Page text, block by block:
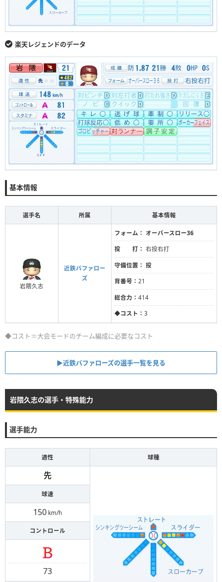
楽天レジェンドのデータ
基本情報
選手名 所属 基本情報
岩隈久志
近鉄バファロー
ズ
フォーム： オーバースロー36
投 打： 右投右打
守備位置： 投
背番号： 21
総合力： 414
◆コスト： 3
◆コスト＝大会モードのチーム編成に必要なコスト
▶︎近鉄バファローズの選手一覧を見る
岩隈久志の選手・特殊能力
選手能力
適性 球種
先
球速
150 km/h
コントロール
73